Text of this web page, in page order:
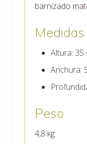
barnizado
Medidas
Altura: 35
Anchura:
Peso
4,8 kg.